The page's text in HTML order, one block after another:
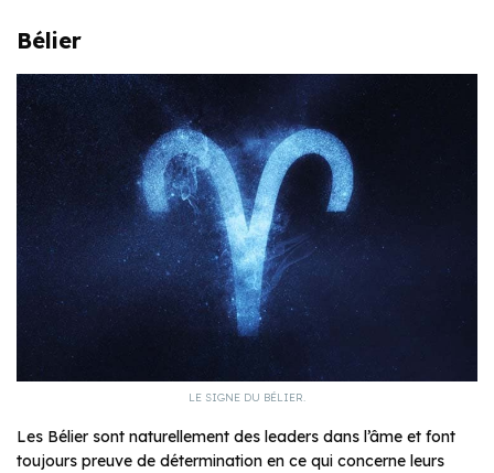
Bélier
LE SIGNE DU BÉLIER.
Les Bélier sont naturellement des leaders dans l’âme et font
toujours preuve de détermination en ce qui concerne leurs